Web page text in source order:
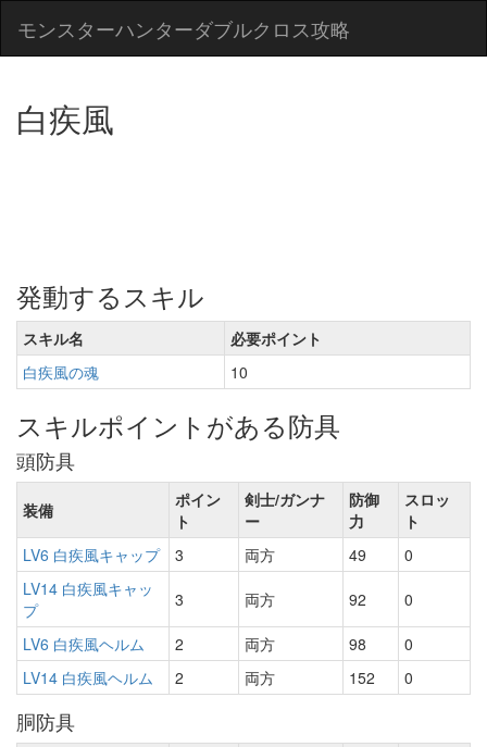
モンスターハンターダブルクロス攻略
白疾風
発動するスキル
スキル名
必要ポイント
白疾風の魂
10
スキルポイントがある防具
頭防具
装備
ポイン
ト
剣士/ガンナ
ー
防御
力
スロッ
ト
LV6 白疾風キャップ
3 両方 49
0
LV14 白疾風キャッ
プ
3 両方 92 0
LV6 白疾風ヘルム 2 両方 98
0
LV14 白疾風ヘルム
2 両方 152 0
胴防具